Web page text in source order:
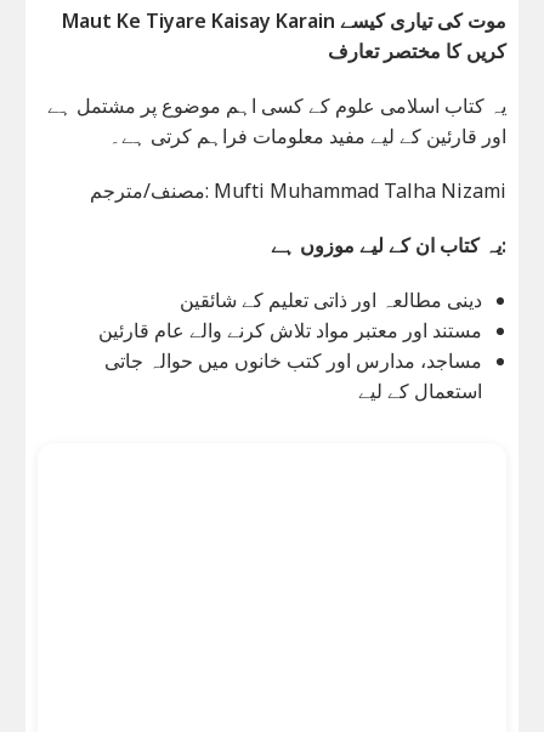
Maut Ke Tiyare Kaisay Karain موت کی تیاری کیسے
کریں کا مختصر تعارف
یہ کتاب اسلامی علوم کے کسی اہم موضوع پر مشتمل ہے
اور قارئین کے لیے مفید معلومات فراہم کرتی ہے۔
مصنف/مترجم: Mufti Muhammad Talha Nizami
یہ کتاب ان کے لیے موزوں ہے:
دینی مطالعہ اور ذاتی تعلیم کے شائقین
مستند اور معتبر مواد تلاش کرنے والے عام قارئین
مساجد، مدارس اور کتب خانوں میں حوالہ جاتی
استعمال کے لیے